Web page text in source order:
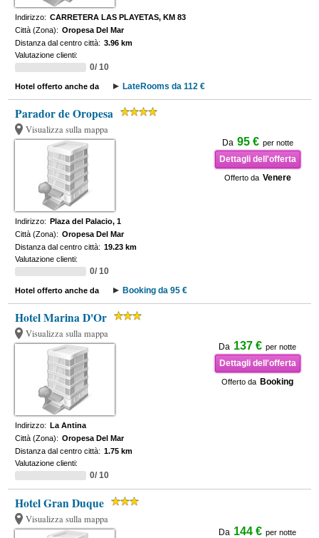
Indirizzo: CARRETERA LAS PLAYETAS, KM 83
Città (Zona): Oropesa Del Mar
Distanza dal centro città: 3.96 km
Valutazione clienti:
0/ 10
Hotel offerto anche da LateRooms da 112 €
Parador de Oropesa
Visualizza sulla mappa
Da 95 € per notte
Dettagli dell'offerta
Offerto da Venere
Indirizzo: Plaza del Palacio, 1
Città (Zona): Oropesa Del Mar
Distanza dal centro città: 19.23 km
Valutazione clienti:
0/ 10
Hotel offerto anche da Booking da 95 €
Hotel Marina D'Or
Visualizza sulla mappa
Da 137 € per notte
Dettagli dell'offerta
Offerto da Booking
Indirizzo: La Antina
Città (Zona): Oropesa Del Mar
Distanza dal centro città: 1.75 km
Valutazione clienti:
0/ 10
Hotel Gran Duque
Visualizza sulla mappa
Da 144 € per notte